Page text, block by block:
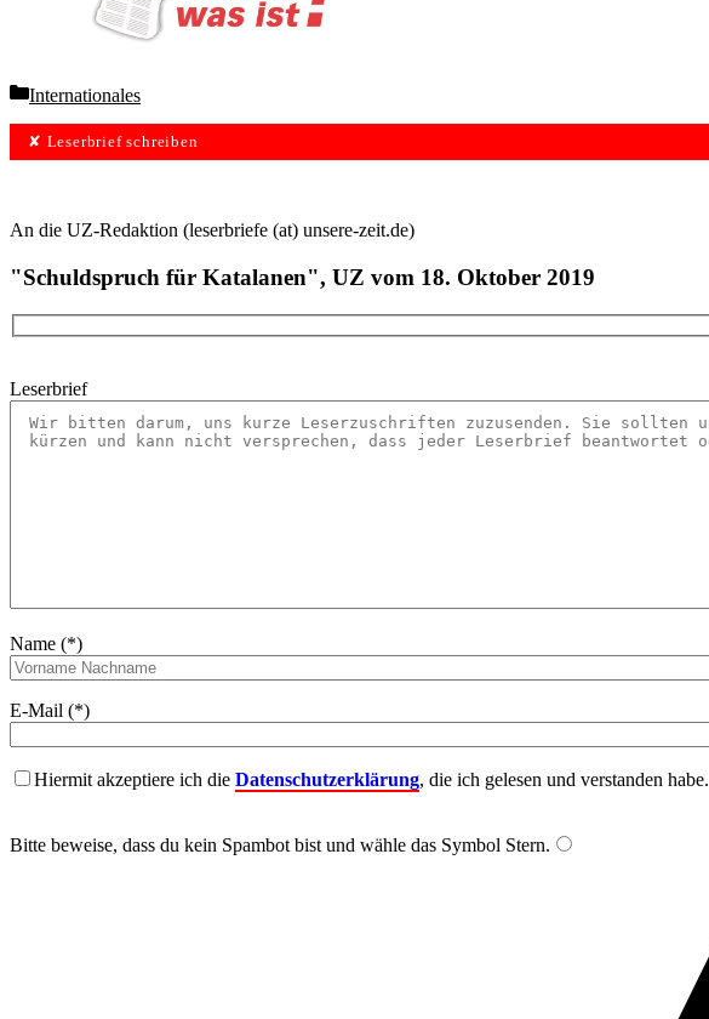
Categories
Internationales
✘ Leserbrief schreiben
An die UZ-Redaktion (leserbriefe (at) unsere-zeit.de)
"Schuldspruch für Katalanen", UZ vom 18. Oktober 2019
Leserbrief
Name (*)
E-Mail (*)
Hiermit akzeptiere ich die Datenschutzerklärung, die ich gelesen und verstanden habe.
Bitte beweise, dass du kein Spambot bist und wähle das Symbol Stern.